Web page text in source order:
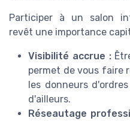
Participer à un salon
revêt une importance
Visibilité accrue :
permet de vous faire
les donneurs
d'ailleurs.
Réseautage